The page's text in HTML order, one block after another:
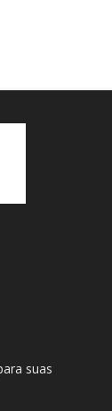
suas